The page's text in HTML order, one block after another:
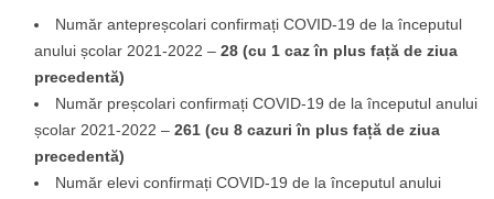
Număr antepreșcolari confirmați COVID-19 de la începutul
anului școlar 2021-2022 – 28 (cu 1 caz în plus față de ziua
precedentă)
Număr preșcolari confirmați COVID-19 de la începutul anului
școlar 2021-2022 – 261 (cu 8 cazuri în plus față de ziua
precedentă)
Număr elevi confirmați COVID-19 de la începutul anului